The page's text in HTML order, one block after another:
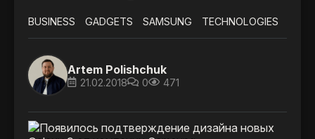
BUSINESS GADGETS SAMSUNG TECHNOLOGIES
Artem Polishchuk
21.02.2018 0 471